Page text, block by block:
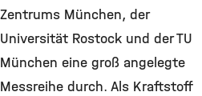
Zentrums München, der
Universität Rostock und der TU
München eine groß angelegte
Messreihe durch. Als Kraftstoff